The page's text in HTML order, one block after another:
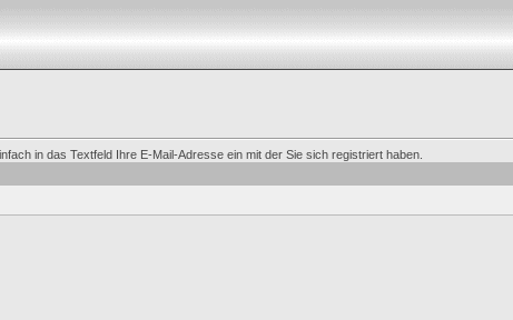
in das Textfeld Ihre E-Mail-Adresse ein mit der Sie sich registriert haben.